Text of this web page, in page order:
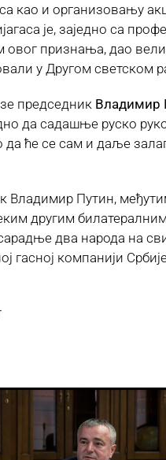
као и организовању
је, заједно са
овог признања, дао
у Другом светском
председник Владимир
да садашње руско
ће се сам и даље
Владимир Путин,
другим
два народа на
гасној компанији